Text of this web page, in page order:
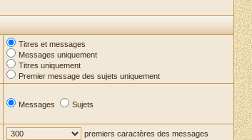
Titres et messages
Messages uniquement
Titres uniquement
Premier message des sujets uniquement
Messages Sujets
premiers caractères des messages